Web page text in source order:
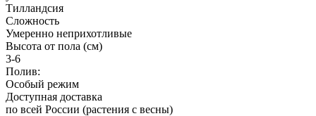
Тилландсия
Сложность
Умеренно неприхотливые
Высота от пола (см)
3-6
Полив:
Особый режим
Доступная доставка
по всей России (растения с весны)